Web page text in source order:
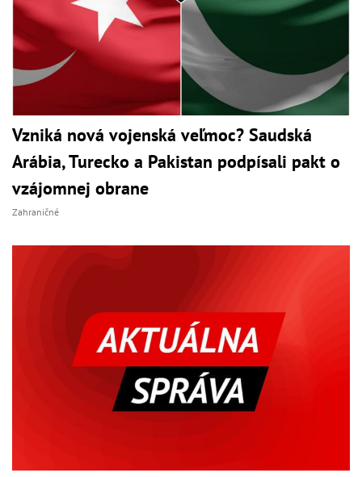
Vzniká nová vojenská veľmoc? Saudská
Arábia, Turecko a Pakistan podpísali pakt o
vzájomnej obrane
Zahraničné